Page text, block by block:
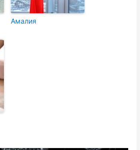
Амалия